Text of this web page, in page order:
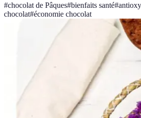
#chocolat de Pâques#bienfaits santé#
chocolat#économie chocolat